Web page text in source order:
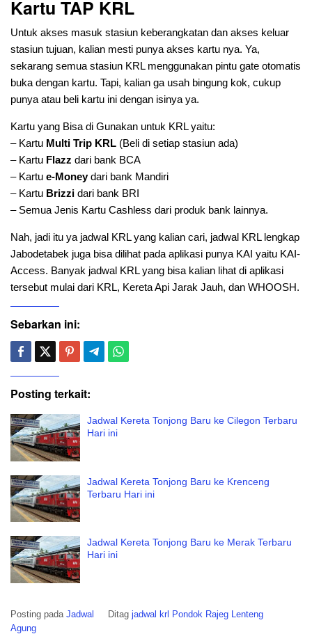
Kartu TAP KRL
Untuk akses masuk stasiun keberangkatan dan akses keluar
stasiun tujuan, kalian mesti punya akses kartu nya. Ya,
sekarang semua stasiun KRL menggunakan pintu gate otomatis
buka dengan kartu. Tapi, kalian ga usah bingung kok, cukup
punya atau beli kartu ini dengan isinya ya.
Kartu yang Bisa di Gunakan untuk KRL yaitu:
– Kartu Multi Trip KRL (Beli di setiap stasiun ada)
– Kartu Flazz dari bank BCA
– Kartu e-Moneydari bank Mandiri
– Kartu Brizzi dari bank BRI
– Semua Jenis Kartu Cashless dari produk bank lainnya.
Nah, jadi itu ya jadwal KRL yang kalian cari, jadwal KRL lengkap
Jabodetabek juga bisa dilihat pada aplikasi punya KAI yaitu KAI-
Access. Banyak jadwal KRL yang bisa kalian lihat di aplikasi
tersebut mulai dari KRL, Kereta Api Jarak Jauh, dan WHOOSH.
Sebarkan ini:
Posting terkait:
Jadwal Kereta Tonjong Baru ke Cilegon Terbaru
Hari ini
Jadwal Kereta Tonjong Baru ke Krenceng
Terbaru Hari ini
Jadwal Kereta Tonjong Baru ke Merak Terbaru
Hari ini
Posting pada Jadwal Ditag jadwal krl Pondok Rajeg Lenteng
Agung